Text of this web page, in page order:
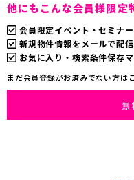
他にもこんな会員様限定
会員限定イベント・セミナ
新規物件情報をメールで配信
お気に入り・検索条件保存
まだ会員登録がお済みでない方は
無